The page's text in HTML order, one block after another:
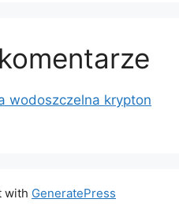
wodoszczelna krypton
with GeneratePress